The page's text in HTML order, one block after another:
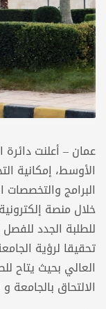
عمان – أعلنت
الأوسط، إمكانية
البرامج والتخصصات
خلال منصة
تحقيقا لرؤية
العالي بحيث يتاح
الالتحاق